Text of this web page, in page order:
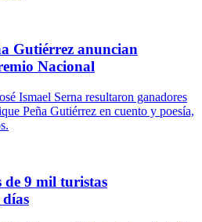
Gutiérrez anuncian
Nacional
Ismael Serna resultaron ganadores
Peña Gutiérrez en cuento y poesía,
de 9 mil turistas